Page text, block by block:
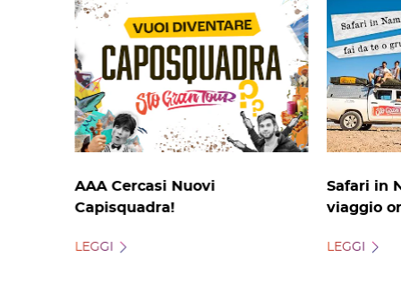
AAA Cercasi Nuovi
Capisquadra!
LEGGI
Safari in
viaggio
LEGGI